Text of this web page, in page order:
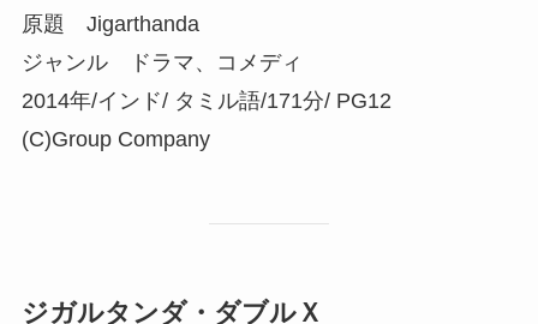
原題 Jigarthanda
ジャンル ドラマ、コメディ
2014年/インド/ タミル語/171分/ PG12
(C)Group Company
ジガルタンダ・ダブルＸ